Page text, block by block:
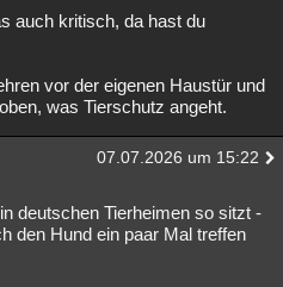
auch kritisch, da hast du
vor der eigenen Haustür und
was Tierschutz angeht.
07.07.2026 um 15:22
deutschen Tierheimen so sitzt -
den Hund ein paar Mal treffen